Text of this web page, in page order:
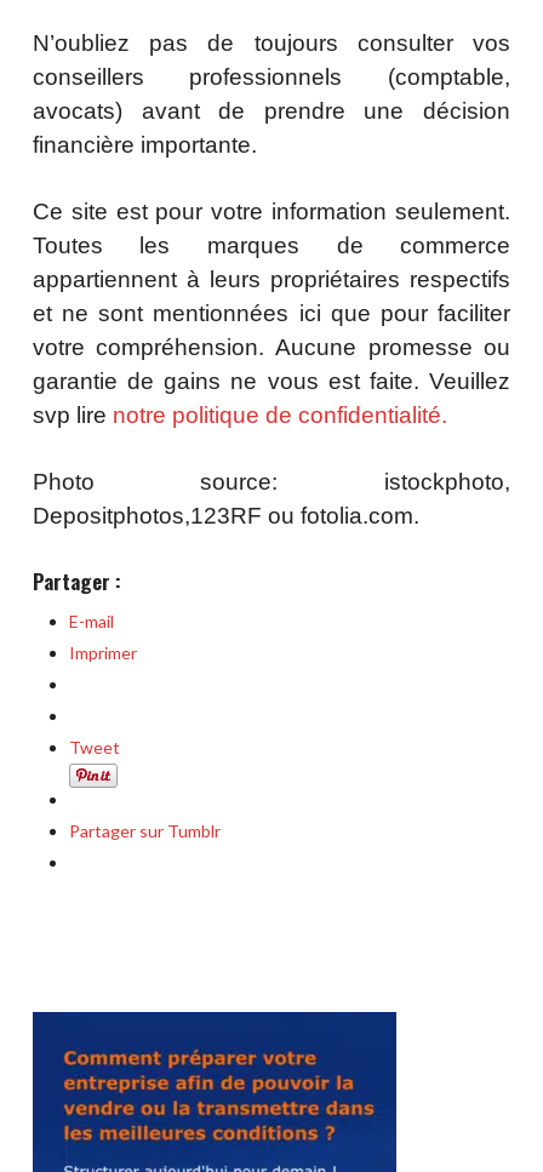
N’oubliez pas de toujours consulter vos
conseillers professionnels (comptable,
avocats) avant de prendre une décision
financière importante.
Ce site est pour votre information seulement.
Toutes les marques de commerce
appartiennent à leurs propriétaires respectifs
et ne sont mentionnées ici que pour faciliter
votre compréhension. Aucune promesse ou
garantie de gains ne vous est faite. Veuillez
svp lire notre politique de confidentialité.
Photo source: istockphoto,
Depositphotos,123RF ou fotolia.com.
Partager :
E-mail
Imprimer
Tweet
Partager sur Tumblr